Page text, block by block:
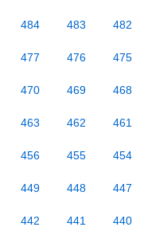
484 483 482
477 476 475
470 469 468
463 462 461
456 455 454
449 448 447
442 441 440